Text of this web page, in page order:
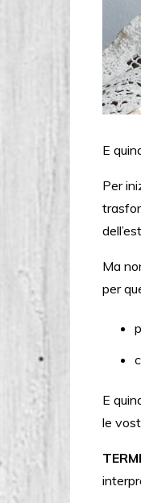
E
Per
Ma
per
E
le